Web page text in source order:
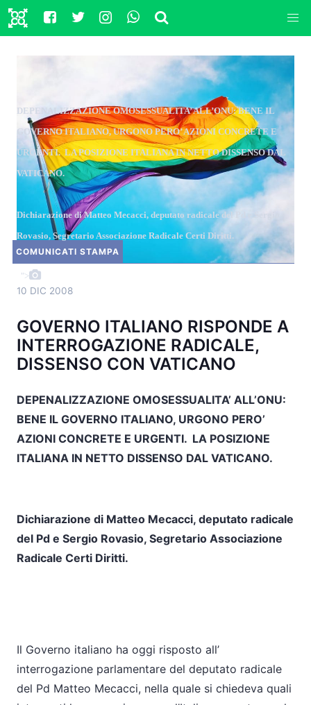
COMUNICATI STAMPA
DEPENALIZZAZIONE OMOSESSUALITA’ ALL’ONU: BENE IL
GOVERNO ITALIANO, URGONO PERO’ AZIONI CONCRETE E
URGENTI. LA POSIZIONE ITALIANA IN NETTO DISSENSO DAL
VATICANO.
Dichiarazione di Matteo Mecacci, deputato radicale del Pd e Sergio
Rovasio, Segretario Associazione Radicale Certi Diritti.
">
10 DIC 2008
GOVERNO ITALIANO RISPONDE A
INTERROGAZIONE RADICALE,
DISSENSO CON VATICANO
DEPENALIZZAZIONE OMOSESSUALITA’ ALL’ONU:
BENE IL GOVERNO ITALIANO, URGONO PERO’
AZIONI CONCRETE E URGENTI. LA POSIZIONE
ITALIANA IN NETTO DISSENSO DAL VATICANO.
Dichiarazione di Matteo Mecacci, deputato radicale
del Pd e Sergio Rovasio, Segretario Associazione
Radicale Certi Diritti.
Il Governo italiano ha oggi risposto all’
interrogazione parlamentare del deputato radicale
del Pd Matteo Mecacci, nella quale si chiedeva quali